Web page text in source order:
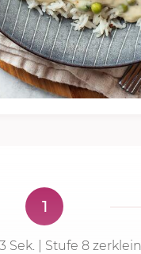
1
3 Sek. Stufe 8